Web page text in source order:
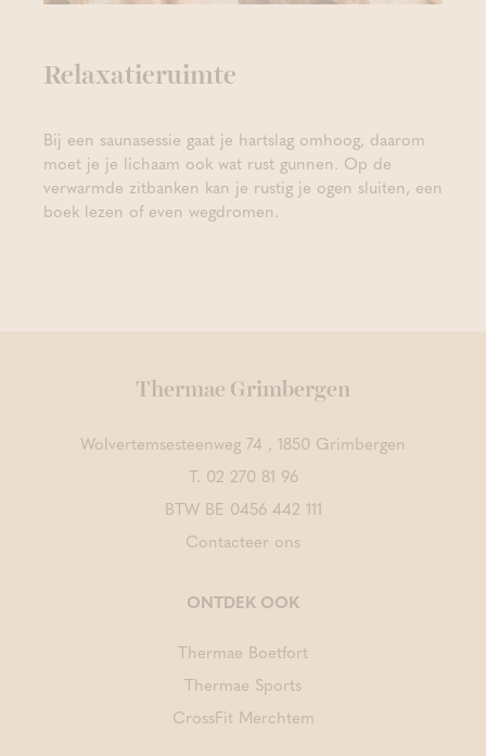
Relaxatieruimte
Bij een saunasessie gaat je hartslag omhoog, daarom
moet je je lichaam ook wat rust gunnen. Op de
verwarmde zitbanken kan je rustig je ogen sluiten, een
boek lezen of even wegdromen.
Thermae Grimbergen
Wolvertemsesteenweg 74 , 1850 Grimbergen
T. 02 270 81 96
BTW BE 0456 442 111
Contacteer ons
ONTDEK OOK
Thermae Boetfort
Thermae Sports
CrossFit Merchtem